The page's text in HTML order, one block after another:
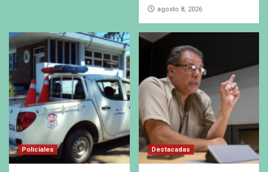
agosto 8, 2026
Policiales Destacadas